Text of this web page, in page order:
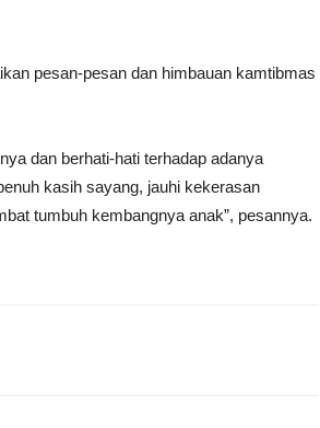
pesan-pesan dan himbauan kamtibmas
dan berhati-hati terhadap adanya
kasih sayang, jauhi kekerasan
tumbuh kembangnya anak”, pesannya.